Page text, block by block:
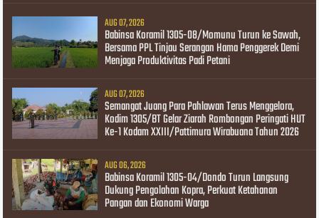
AUG 07, 2026
Babinsa Koramil 1305-08/Momunu Turun ke Sawah,
Bersama PPL Tinjau Serangan Hama Penggerek Demi
Menjaga Produktivitas Padi Petani
AUG 07, 2026
Semangat Juang Para Pahlawan Terus Menggelora,
Kodim 1305/BT Gelar Ziarah Rombongan Peringati HUT
Ke-1 Kodam XXIII/Pattimura Wirabuana Tahun 2026
AUG 06, 2026
Babinsa Koramil 1305-04/Dondo Turun Langsung
Dukung Pengolahan Kopra, Perkuat Ketahanan
Pangan dan Ekonomi Warga